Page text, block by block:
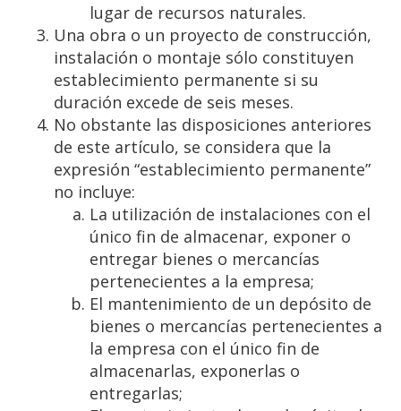
lugar de recursos naturales.
Una obra o un proyecto de construcción,
instalación o montaje sólo constituyen
establecimiento permanente si su
duración excede de seis meses.
No obstante las disposiciones anteriores
de este artículo, se considera que la
expresión “establecimiento permanente”
no incluye:
La utilización de instalaciones con el
único fin de almacenar, exponer o
entregar bienes o mercancías
pertenecientes a la empresa;
El mantenimiento de un depósito de
bienes o mercancías pertenecientes a
la empresa con el único fin de
almacenarlas, exponerlas o
entregarlas;